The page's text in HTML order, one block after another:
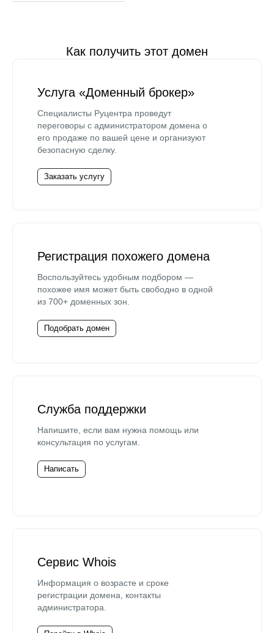
Как получить этот домен
Услуга «Доменный брокер»
Специалисты Руцентра проведут
переговоры с администратором домена о
его продаже по вашей цене и организуют
безопасную сделку.
Заказать услугу
Регистрация похожего домена
Воспользуйтесь удобным подбором —
похожее имя может быть свободно в одной
из 700+ доменных зон.
Подобрать домен
Служба поддержки
Напишите, если вам нужна помощь или
консультация по услугам.
Написать
Сервис Whois
Информация о возрасте и сроке
регистрации домена, контакты
администратора.